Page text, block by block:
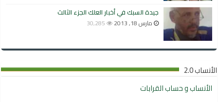
جيدة السبك في أخبار العلك الجزء الثالث
مارس 18, 2013 30,285
الأنساب 2.0
الأنساب و حساب القرابات